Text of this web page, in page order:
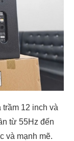
trầm 12 inch và
từ 55Hz đến
và mạnh mẽ.